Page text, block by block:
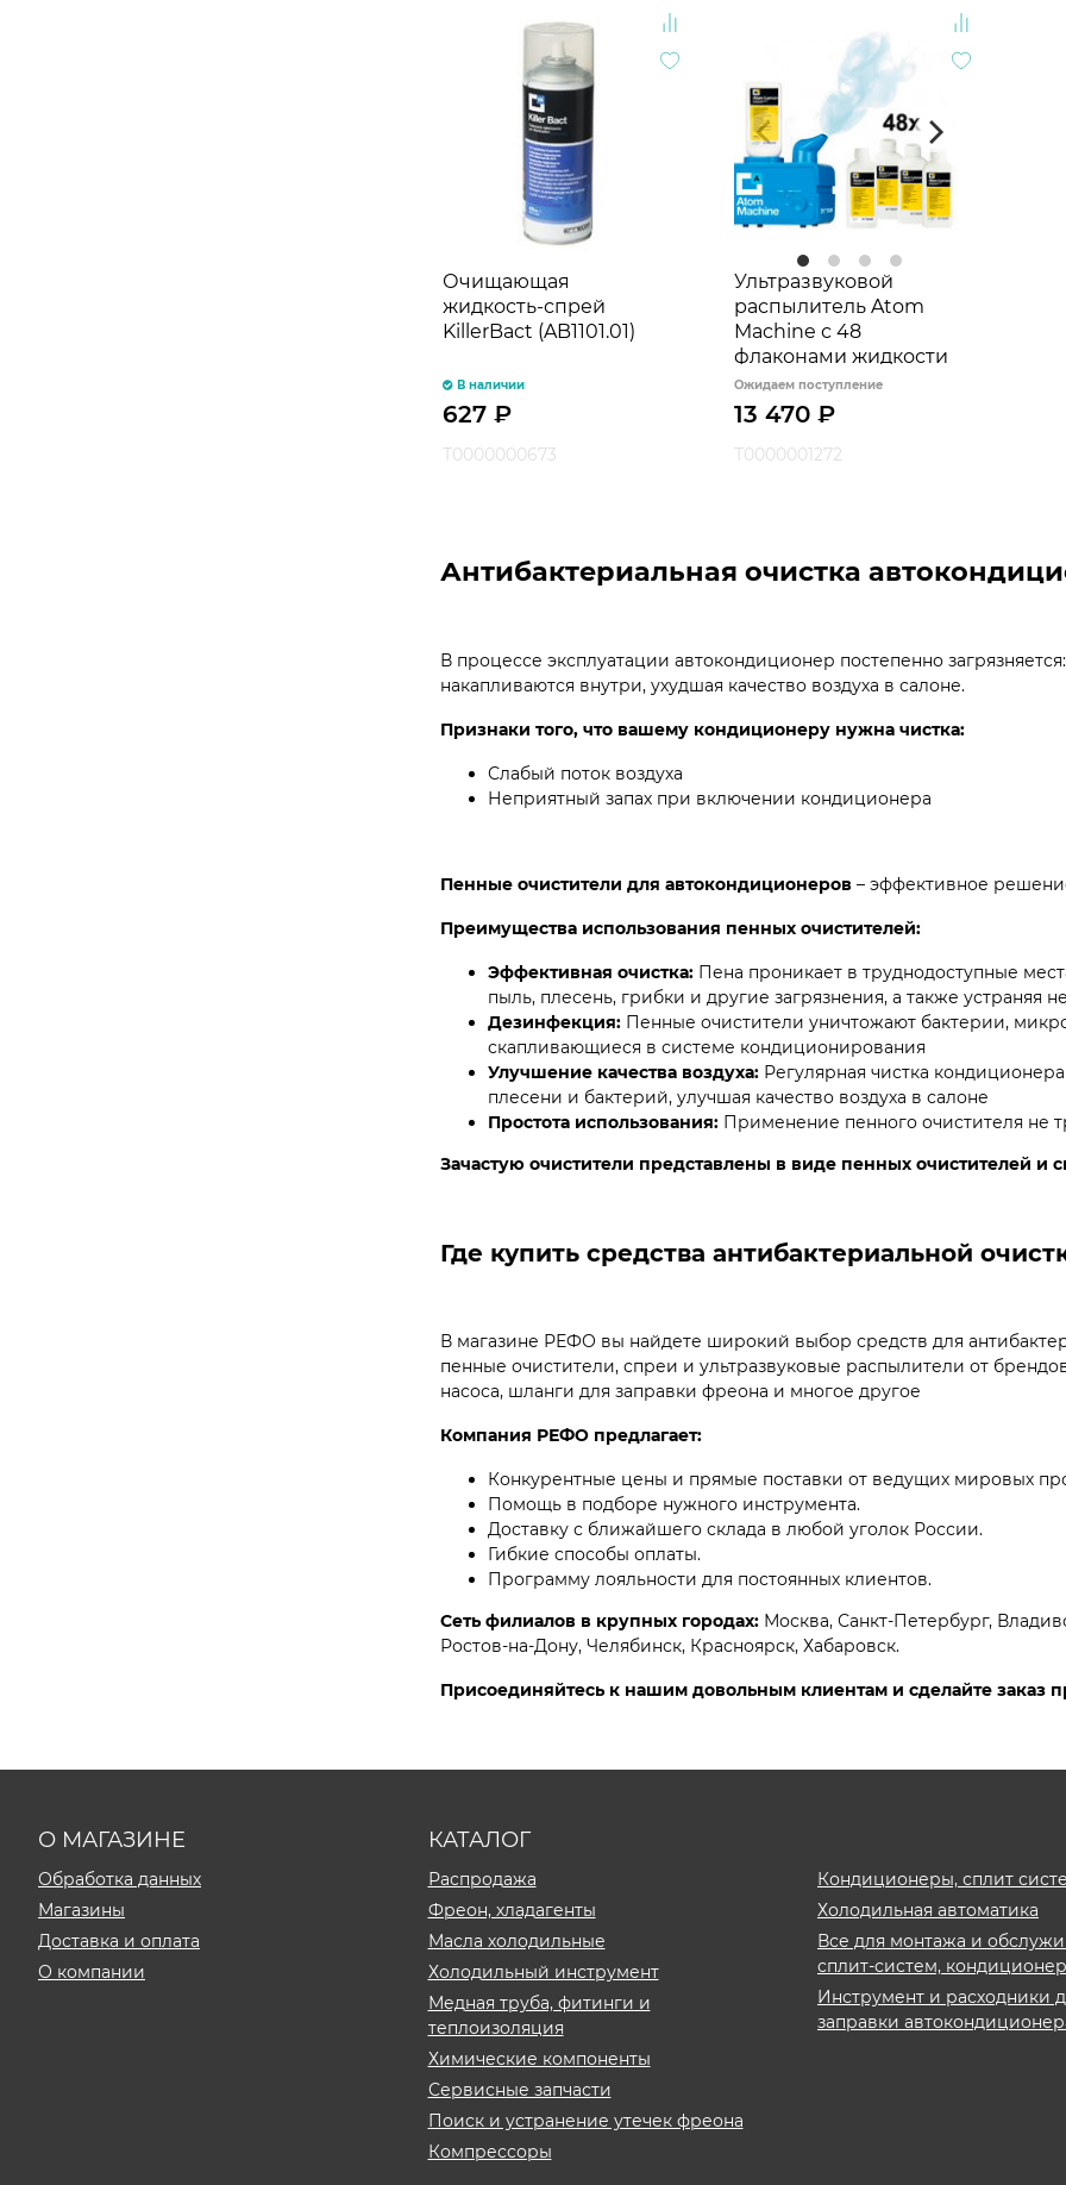
Очищающая
жидкость-спрей
KillerBact (AB1101.01)
В наличии
627 ₽
Т0000000673
Ультразвуковой
распылитель Atom
Machine с 48
флаконами жидкости
Ожидаем поступление
13 470 ₽
Т0000001272
Антибактериальная очистка
В процессе эксплуатации автокондиционер постепенно
накапливаются внутри, ухудшая качество воздуха в салоне.
Признаки того, что вашему кондиционеру нужна чистка:
Слабый поток воздуха
Неприятный запах при включении кондиционера
Пенные очистители для автокондиционеров– эффективное
Преимущества использования пенных очистителей:
Эффективная очистка:Пена проникает в труднодоступные
пыль, плесень, грибки и другие загрязнения, а также устраняя
Дезинфекция:Пенные очистители уничтожают бактерии,
скапливающиеся в системе кондиционирования
Улучшение качества воздуха:Регулярная чистка
плесени и бактерий, улучшая качество воздуха в салоне
Простота использования:Применение пенного очистителя не
Зачастую очистители представлены в виде пенных очистителей и
Где купить средства антибактериальной
В магазине РЕФО вы найдете широкий выбор средств для
пенные очистители, спреи и ультразвуковые распылители от
насоса, шланги для заправки фреона и многое другое
Компания РЕФО предлагает:
Конкурентные цены и прямые поставки от ведущих мировых
Помощь в подборе нужного инструмента.
Доставку с ближайшего склада в любой уголок России.
Гибкие способы оплаты.
Программу лояльности для постоянных клиентов.
Сеть филиалов в крупных городах:Москва, Санкт-Петербург,
Ростов-на-Дону, Челябинск, Красноярск, Хабаровск.
Присоединяйтесь к нашим довольным клиентам и сделайте заказ
О МАГАЗИНЕ
Обработка данных
Магазины
Доставка и оплата
О компании
КАТАЛОГ
Распродажа
Фреон, хладагенты
Масла холодильные
Холодильный инструмент
Медная труба, фитинги и
теплоизоляция
Химические компоненты
Сервисные запчасти
Поиск и устранение утечек фреона
Компрессоры
Кондиционеры, сплит
Холодильная автоматика
Все для монтажа и
сплит-систем,
Инструмент и расходники
заправки